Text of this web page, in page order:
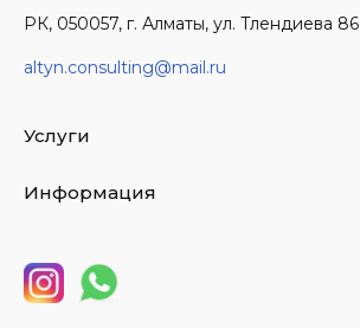
РК, 050057, г. Алматы, ул. Тлендиева 86
altyn.consulting@mail.ru
Услуги
Информация